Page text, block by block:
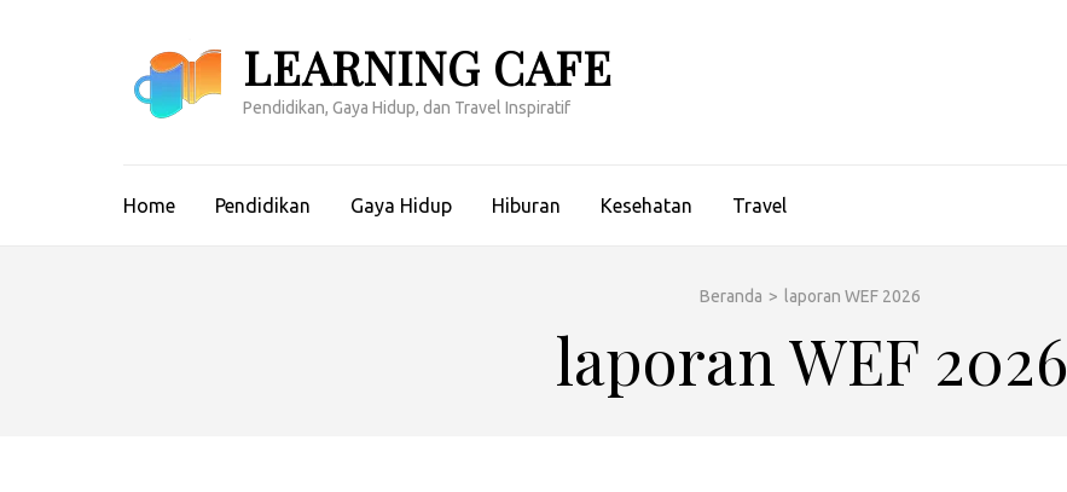
LEARNING CAFE
Pendidikan, Gaya Hidup, dan Travel Inspiratif
Home Pendidikan Gaya Hidup Hiburan Kesehatan Travel
Beranda > laporan WEF 2026
laporan WEF 2026